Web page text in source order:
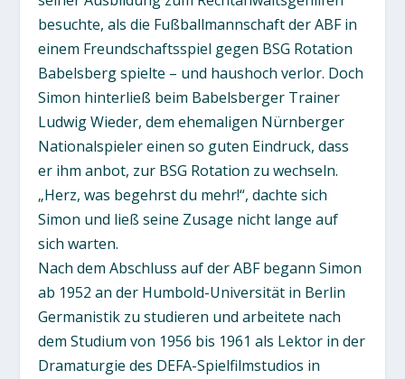
besuchte, als die Fußballmannschaft der ABF in
einem Freundschaftsspiel gegen BSG Rotation
Babelsberg spielte – und haushoch verlor. Doch
Simon hinterließ beim Babelsberger Trainer
Ludwig Wieder, dem ehemaligen Nürnberger
Nationalspieler einen so guten Eindruck, dass
er ihm anbot, zur BSG Rotation zu wechseln.
„Herz, was begehrst du mehr!“, dachte sich
Simon und ließ seine Zusage nicht lange auf
sich warten.
Nach dem Abschluss auf der ABF begann Simon
ab 1952 an der Humbold-Universität in Berlin
Germanistik zu studieren und arbeitete nach
dem Studium von 1956 bis 1961 als Lektor in der
Dramaturgie des DEFA-Spielfilmstudios in